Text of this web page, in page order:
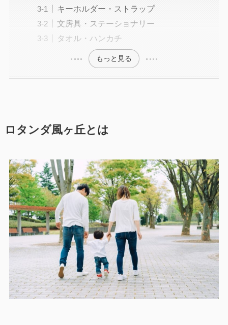
キーホルダー・ストラップ
文房具・ステーショナリー
タオル・ハンカチ
もっと見る
ロタンダ風ヶ丘とは